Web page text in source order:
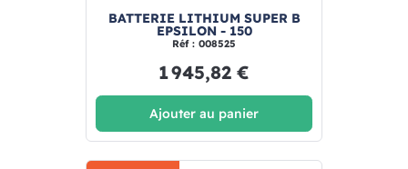
BATTERIE LITHIUM SUPER B
EPSILON - 150
Réf : 008525
1 945,82 €
Ajouter au panier